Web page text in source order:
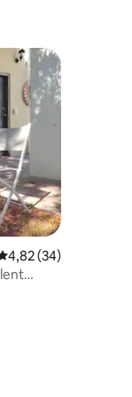
: 4,88 sur 5
moyenne
4,82 (34)